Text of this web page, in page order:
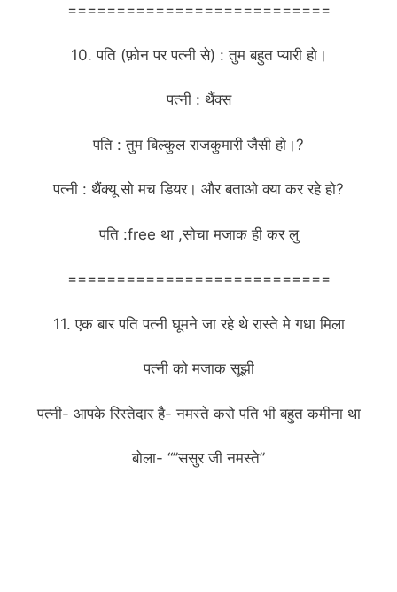
===========================
10. पति (फ़ोन पर पत्नी से) : तुम बहुत प्यारी हो।
पत्नी : थैंक्स
पति : तुम बिल्कुल राजकुमारी जैसी हो।?
पत्नी : थैंक्यू सो मच डियर। और बताओ क्या कर रहे हो?
पति :free था ,सोचा मजाक ही कर लु
===========================
11. एक बार पति पत्नी घूमने जा रहे थे रास्ते मे गधा मिला
पत्नी को मजाक सूझी
पत्नी- आपके रिस्तेदार है- नमस्ते करो पति भी बहुत कमीना था
बोला- “”ससुर जी नमस्ते”